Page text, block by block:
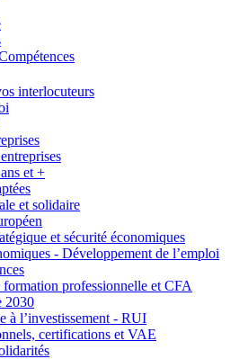
interlocuteurs
et +
et solidaire
et sécurité économiques
- Développement de l’emploi
formation professionnelle et CFA
2030
à l’investissement - RUI
certifications et VAE